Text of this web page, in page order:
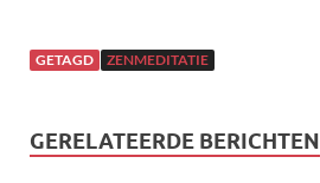
GETAGD ZENMEDITATIE
GERELATEERDE BERICHTEN